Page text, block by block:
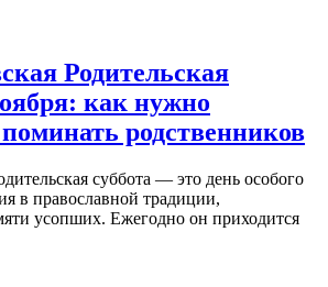
Родительская
как нужно
родственников
суббота — это день особого
в православной традиции,
усопших. Ежегодно он приходится